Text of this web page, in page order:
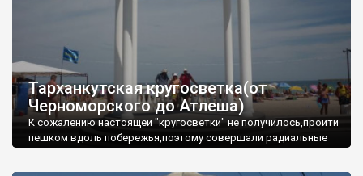
Тарханкутская кругосветка(от
Черноморского до Атлеша)
К сожалению настоящей "кругосветки" не получилось,пройти
пешком вдоль побережья,поэтому совершали радиальные